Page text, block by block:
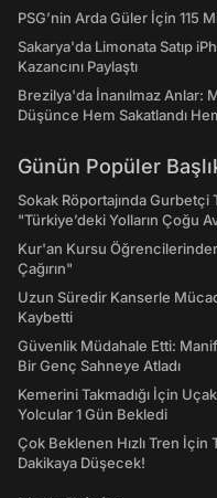
PSG’nin Arda Güler İçin 115
Sakarya'da Limonata Satıp
Kazancını Paylaştı
Brezilya'da İnanılmaz Anlar:
Düşünce Hem Sakatlandı
Günün Popüler
Sokak Röportajında Gurbetçi
"Türkiye’deki Yolların Çoğu
Kur'an Kursu
Çağırın"
Uzun Süredir Kanserle
Kaybetti
Güvenlik Müdahale Etti:
Bir Genç Sahneye Atladı
Kemerini Takmadığı İçin
Yolcular 1 Gün Bekledi
Çok Beklenen Hızlı Tren İçin
Dakikaya Düşecek!